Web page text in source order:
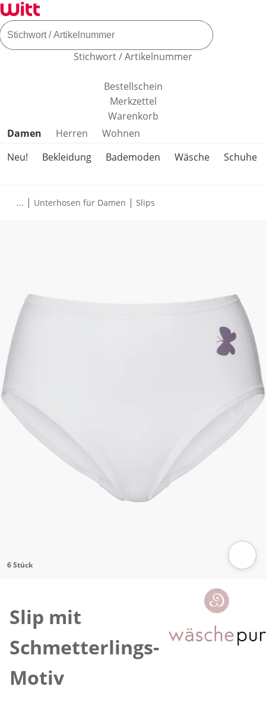
Stichwort / Artikelnummer
Bestellschein
Merkzettel
Warenkorb
Produktkategorien überspringen
Damen Herren
Wohnen
Neu!
Bekleidung Bademoden Wäsche Schuhe
... | Unterhosen für Damen | Slips
6 Stück
Slip mit
Schmetterlings-
Motiv